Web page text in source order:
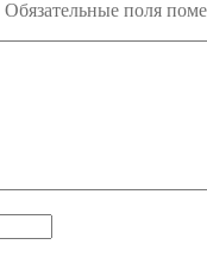
Обязательные поля